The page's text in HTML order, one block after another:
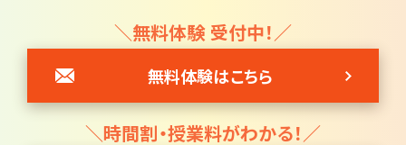
＼無料体験 受付中！／
無料体験はこちら
＼時間割・授業料がわかる！／